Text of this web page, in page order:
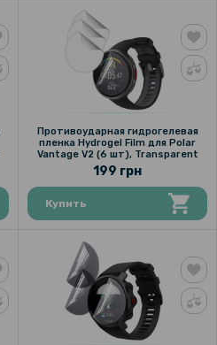
Противоударная гидрогелевая
пленка Hydrogel Film для Polar
Vantage V2 (6 шт), Transparent
199 грн
Купить